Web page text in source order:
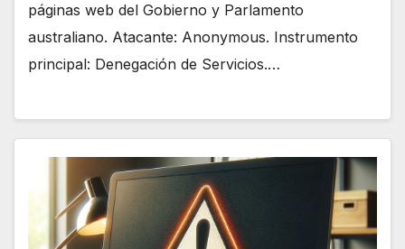
páginas web del Gobierno y Parlamento
australiano. Atacante: Anonymous. Instrumento
principal: Denegación de Servicios.…